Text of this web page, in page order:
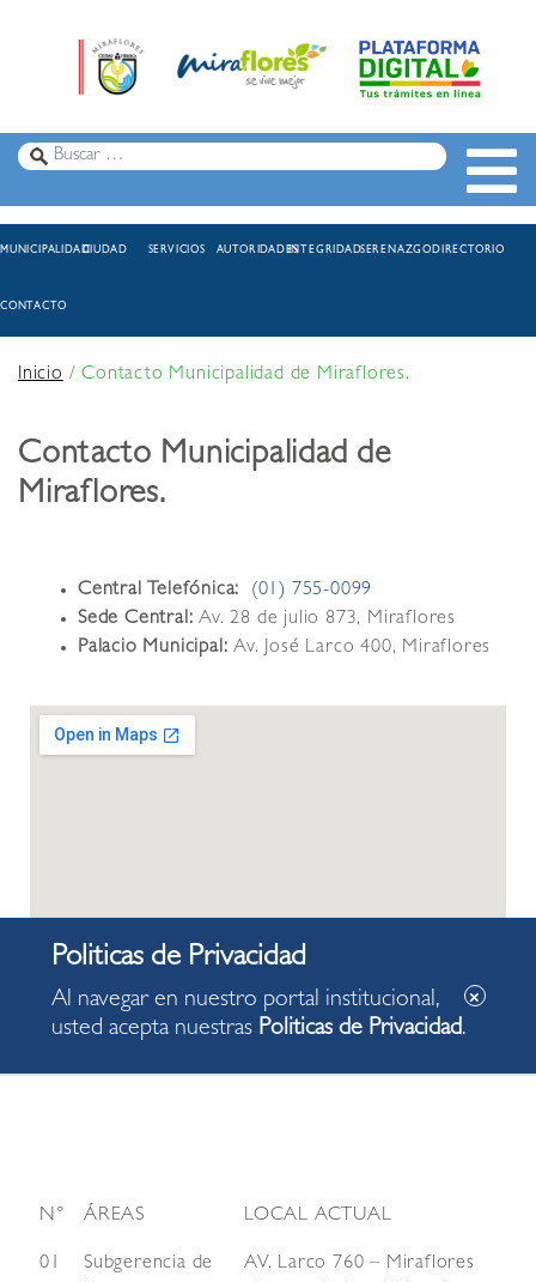
MUNICIPALIDADCIUDAD SERVICIOS AUTORIDADESINTEGRIDADSERENAZGODIRECTORIO
CONTACTO
Inicio/Contacto Municipalidad de Miraflores.
Contacto Municipalidad de
Miraflores.
Central Telefónica:
(01) 755-0099
Sede Central: Av. 28 de julio 873, Miraflores
Palacio Municipal: Av. José Larco 400, Miraflores
N° ÁREAS LOCAL ACTUAL
01
Subgerencia de
AV. Larco 760 – Miraflores
Al navegar en nuestro portal institucional,
usted acepta nuestras Politicas de Privacidad.